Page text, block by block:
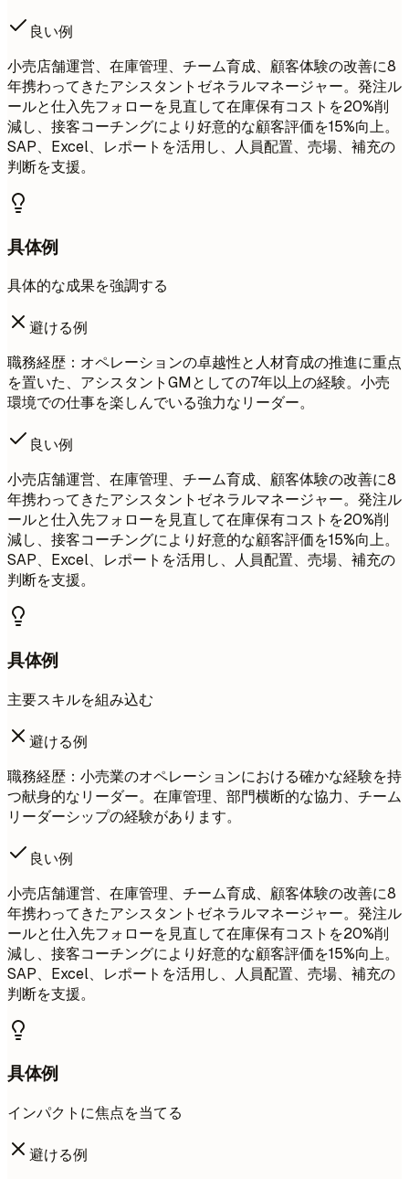
良い例
小売店舗運営、在庫管理、チーム育成、顧客体験の改善に8
年携わってきたアシスタントゼネラルマネージャー。発注ル
ールと仕入先フォローを見直して在庫保有コストを20%削
減し、接客コーチングにより好意的な顧客評価を15%向上。
SAP、Excel、レポートを活用し、人員配置、売場、補充の
判断を支援。
具体例
具体的な成果を強調する
避ける例
職務経歴：オペレーションの卓越性と人材育成の推進に重点
を置いた、アシスタントGMとしての7年以上の経験。小売
環境での仕事を楽しんでいる強力なリーダー。
良い例
小売店舗運営、在庫管理、チーム育成、顧客体験の改善に8
年携わってきたアシスタントゼネラルマネージャー。発注ル
ールと仕入先フォローを見直して在庫保有コストを20%削
減し、接客コーチングにより好意的な顧客評価を15%向上。
SAP、Excel、レポートを活用し、人員配置、売場、補充の
判断を支援。
具体例
主要スキルを組み込む
避ける例
職務経歴：小売業のオペレーションにおける確かな経験を持
つ献身的なリーダー。在庫管理、部門横断的な協力、チーム
リーダーシップの経験があります。
良い例
小売店舗運営、在庫管理、チーム育成、顧客体験の改善に8
年携わってきたアシスタントゼネラルマネージャー。発注ル
ールと仕入先フォローを見直して在庫保有コストを20%削
減し、接客コーチングにより好意的な顧客評価を15%向上。
SAP、Excel、レポートを活用し、人員配置、売場、補充の
判断を支援。
具体例
インパクトに焦点を当てる
避ける例